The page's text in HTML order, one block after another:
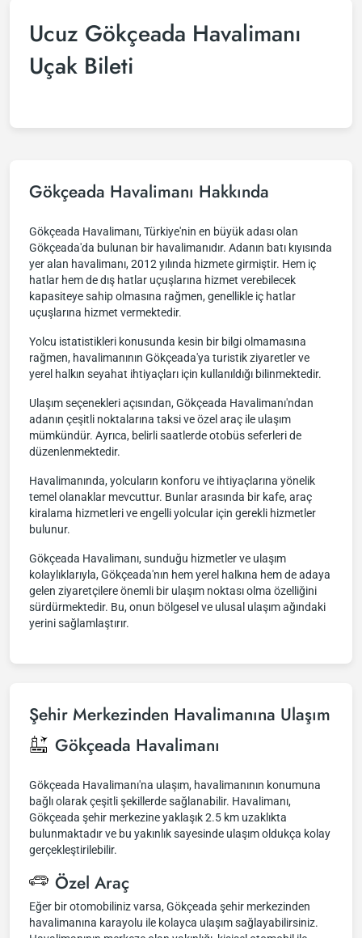
Ucuz Gökçeada Havalimanı
Uçak Bileti
Gökçeada Havalimanı Hakkında
Gökçeada Havalimanı, Türkiye'nin en büyük adası olan
Gökçeada'da bulunan bir havalimanıdır. Adanın batı kıyısında
yer alan havalimanı, 2012 yılında hizmete girmiştir. Hem iç
hatlar hem de dış hatlar uçuşlarına hizmet verebilecek
kapasiteye sahip olmasına rağmen, genellikle iç hatlar
uçuşlarına hizmet vermektedir.
Yolcu istatistikleri konusunda kesin bir bilgi olmamasına
rağmen, havalimanının Gökçeada'ya turistik ziyaretler ve
yerel halkın seyahat ihtiyaçları için kullanıldığı bilinmektedir.
Ulaşım seçenekleri açısından, Gökçeada Havalimanı'ndan
adanın çeşitli noktalarına taksi ve özel araç ile ulaşım
mümkündür. Ayrıca, belirli saatlerde otobüs seferleri de
düzenlenmektedir.
Havalimanında, yolcuların konforu ve ihtiyaçlarına yönelik
temel olanaklar mevcuttur. Bunlar arasında bir kafe, araç
kiralama hizmetleri ve engelli yolcular için gerekli hizmetler
bulunur.
Gökçeada Havalimanı, sunduğu hizmetler ve ulaşım
kolaylıklarıyla, Gökçeada'nın hem yerel halkına hem de adaya
gelen ziyaretçilere önemli bir ulaşım noktası olma özelliğini
sürdürmektedir. Bu, onun bölgesel ve ulusal ulaşım ağındaki
yerini sağlamlaştırır.
Şehir Merkezinden Havalimanına Ulaşım
Gökçeada Havalimanı
Gökçeada Havalimanı'na ulaşım, havalimanının konumuna
bağlı olarak çeşitli şekillerde sağlanabilir. Havalimanı,
Gökçeada şehir merkezine yaklaşık 2.5 km uzaklıkta
bulunmaktadır ve bu yakınlık sayesinde ulaşım oldukça kolay
gerçekleştirilebilir.
Özel Araç
Eğer bir otomobiliniz varsa, Gökçeada şehir merkezinden
havalimanına karayolu ile kolayca ulaşım sağlayabilirsiniz.